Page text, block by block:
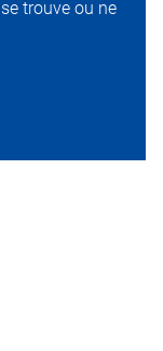
trouve ou ne